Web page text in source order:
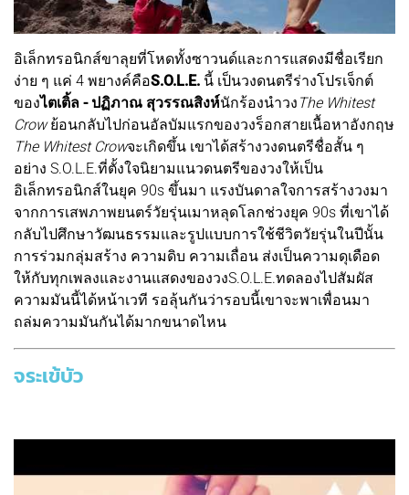
อิเล็กทรอนิกส์ขาลุยที่โหดทั้งซาวนด์และการแสดงมีชื่อเรียก
ง่าย ๆ แค่ 4 พยางค์คือS.O.L.E. นี้ เป็นวงดนตรีร่างโปรเจ็กต์
ของไตเติ้ล - ปฏิภาณ สุวรรณสิงห์นักร้องนำวง The Whitest
Crowย้อนกลับไปก่อนอัลบัมแรกของวงร็อกสายเนื้อหาอังกฤษ
The Whitest Crowจะเกิดขึ้น เขาได้สร้างวงดนตรีชื่อสั้น ๆ
อย่าง S.O.L.E.ที่ตั้งใจนิยามแนวดนตรีของวงให้เป็น
อิเล็กทรอนิกส์ในยุค 90s ขึ้นมา แรงบันดาลใจการสร้างวงมา
จากการเสพภาพยนตร์วัยรุ่นเมาหลุดโลกช่วงยุค 90s ที่เขาได้
กลับไปศึกษาวัฒนธรรมและรูปแบบการใช้ชีวิตวัยรุ่นในปีนั้น
การร่วมกลุ่มสร้าง ความดิบ ความเถื่อน ส่งเป็นความดุเดือด
ให้กับทุกเพลงและงานแสดงของวงS.O.L.E.ทดลองไปสัมผัส
ความมันนี้ได้หน้าเวที รอลุ้นกันว่ารอบนี้เขาจะพาเพื่อนมา
ถล่มความมันกันได้มากขนาดไหน
จระเข้บัว